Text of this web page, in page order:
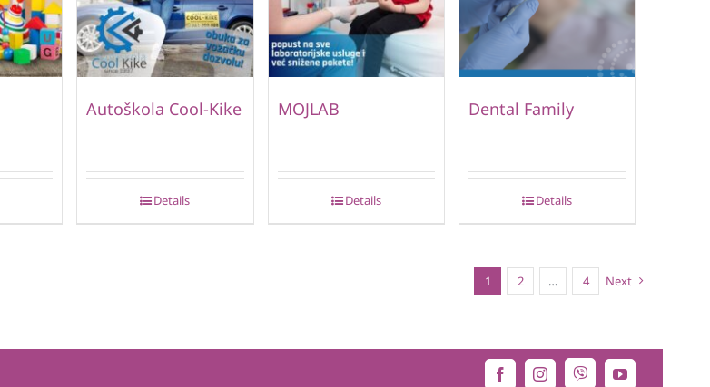
Autoškola Cool-Kike
Details
MOJLAB
Details
Dental Family
Details
1 2 … 4 Next
FacebookInstagramViber YouTube